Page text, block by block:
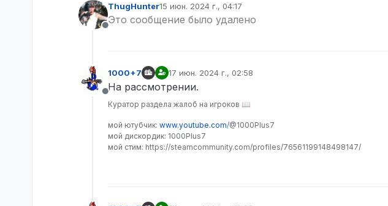
Не в сети
ThugHunter15 июн. 2024 г., 04:17
отредактировано
Это сообщение было удалено
Не в сети
1000+7 17 июн. 2024 г., 02:58
отредактировано
На рассмотрении.
Куратор раздела жалоб на игроков 📖
мой ютубчик: www.youtube.com/@1000Plus7
мой дискордик: 1000Plus7
мой стим: https://steamcommunity.com/profiles/76561199148498147/